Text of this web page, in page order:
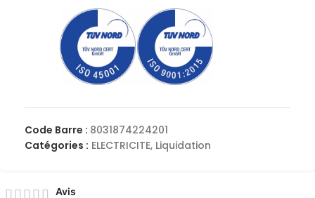
Code Barre : 8031874224201
Catégories : ELECTRICITE, Liquidation
Avis